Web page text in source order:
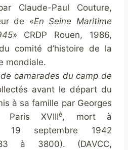
Claude-Paul Couture,
de «En Seine Maritime
» CRDP Rouen, 1986,
comité d’histoire de la
mondiale.
camarades du camp de
avant le départ du
à sa famille par Georges
Paris XVIIIè, mort à
19 septembre 1942
à 3800). (DAVCC,